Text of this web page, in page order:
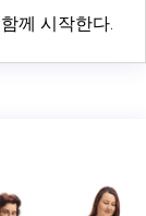
께 시작한다.